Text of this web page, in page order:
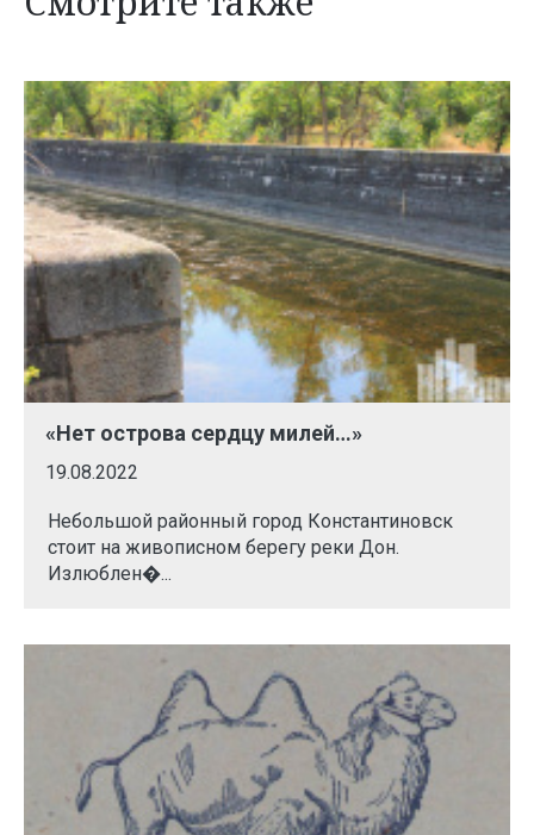
«Нет острова сердцу милей…»
19.08.2022
Небольшой районный город Константиновск
стоит на живописном берегу реки Дон.
Излюблен�...